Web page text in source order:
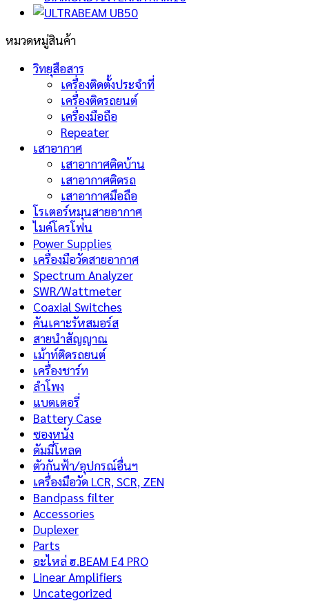
หมวดหมู่สินค้า
วิทยุสือสาร
เครื่องติดตั้งประจำที่
เครื่องติดรถยนต์
เครื่องมือถือ
Repeater
เสาอากาศ
เสาอากาศติดบ้าน
เสาอากาศติดรถ
เสาอากาศมือถือ
โรเตอร์หมุนสายอากาศ
ไมค์โครโฟน
Power Supplies
เครื่องมือวัดสายอากาศ
Spectrum Analyzer
SWR/Wattmeter
Coaxial Switches
คันเคาะรัหสมอร์ส
สายนำสัญญาณ
เม้าท์ติดรถยนต์
เครื่องชาร์ท
ลำโพง
แบตเตอรี่
Battery Case
ซองหนัง
ดัมมี่โหลด
ตัวกันฟ้า/อุปกรณ์อื่นฯ
เครื่องมือวัด LCR, SCR, ZEN
Bandpass filter
Accessories
Duplexer
Parts
อะไหล่ ฮ.BEAM E4 PRO
Linear Amplifiers
Uncategorized